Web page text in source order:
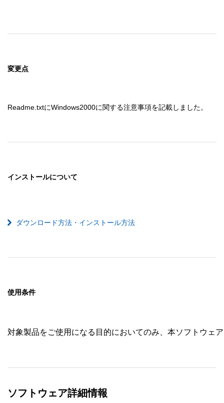
変更点
Readme.txtにWindows2000に関する注意事項を記載しました。
インストールについて
ダウンロード方法・インストール方法
使用条件
対象製品をご使用になる目的においてのみ、本ソフトウェ
ソフトウェア詳細情報